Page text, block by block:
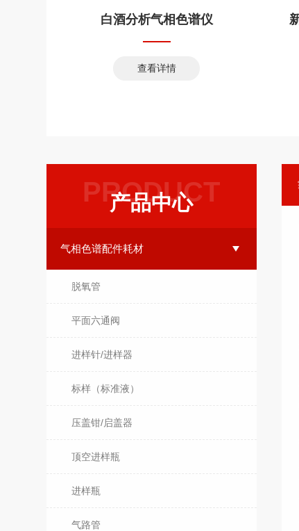
白酒分析气相色谱仪
查看详情
PRODUCT
产品中心
气相色谱配件耗材
脱氧管
平面六通阀
进样针/进样器
标样（标准液）
压盖钳/启盖器
顶空进样瓶
进样瓶
气路管